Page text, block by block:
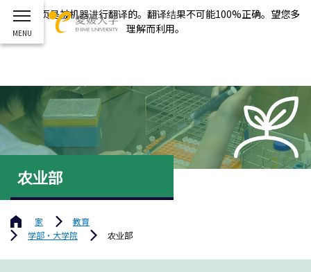
这个网页是被机器进行翻译的。翻译结果不可能100%正确。望您多
理解而利用。
农业部
家
教育
学部・大学院
农业部